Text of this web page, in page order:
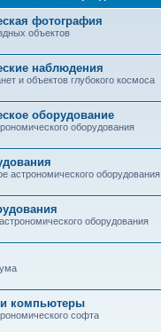
фотография
объектов
наблюдения
и объектов глубокого космоса
оборудование
оборудования
астрономического оборудования
оборудования
компьютеры
софта